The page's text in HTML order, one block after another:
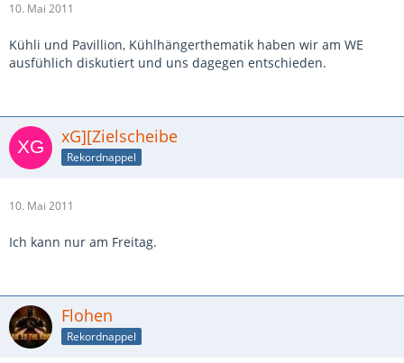
10. Mai 2011
Kühli und Pavillion, Kühlhängerthematik haben wir am WE
ausfühlich diskutiert und uns dagegen entschieden.
xG][Zielscheibe
Rekordnappel
10. Mai 2011
Ich kann nur am Freitag.
Flohen
Rekordnappel